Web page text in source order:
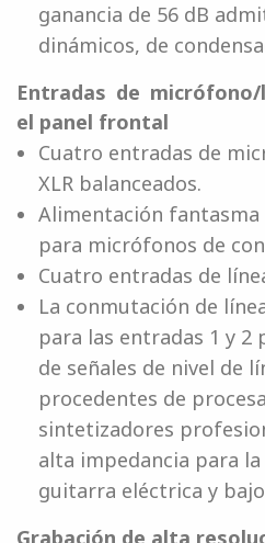
ganancia de 56 dB
dinámicos, de
Entradas de
el panel frontal
Cuatro entradas de
XLR balanceados.
Alimentación fantasma
para micrófonos de
Cuatro entradas de
La conmutación de
para las entradas 1 y
de señales de nivel de
procedentes de
sintetizadores
alta impedancia para
guitarra eléctrica y